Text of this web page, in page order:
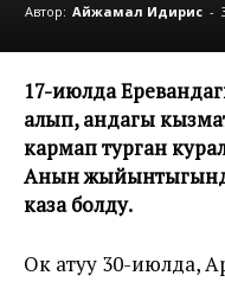
Автор: Айжамал Идирис -
17-июлда
алып, андагы
кармап турган
Анын
каза болду.
Ок атуу 30-июлда,